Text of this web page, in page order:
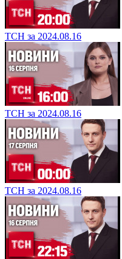
ТСН за 2024.08.16
ТСН за 2024.08.16
ТСН за 2024.08.16